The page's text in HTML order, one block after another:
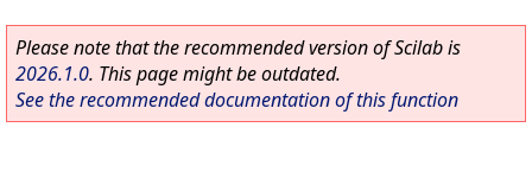
Please note that the recommended version of Scilab is
2026.1.0. This page might be outdated.
See the recommended documentation of this function